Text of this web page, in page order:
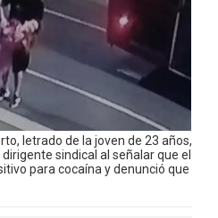
letrado de la joven de 23 años,
sindical al señalar que el
para cocaína y denunció que